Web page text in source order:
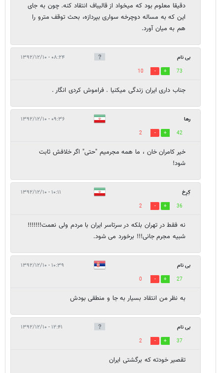
دقیقا معلوم بود که میخواد از قالیباف انتقاد کنه. چون به جای
این که به مساله دوچرخه سواری بپردازه، بحث توقف مترو را
هم به میان آورد.
بی نام ۰۸:۲۴ - ۱۳۹۲/۱۲/۱۰
73
10
جناب داری ایران زندگی میکنیا . فراموش کردی انگار .
رها ۰۹:۳۶ - ۱۳۹۲/۱۲/۱۰
42
2
خیر کامران خان ، ما همه مجرمیم "حتی" اگر خلافش ثابت
شود!
کِرِخ ۱۰:۱۱ - ۱۳۹۲/۱۲/۱۰
36
2
نه فقط در تهران بلکه در سرتاسر ایران با مردم ولی نعمت!!!!!!!
شبیه مجرم جانی!!! برخورد می شود.
بی نام ۱۰:۳۹ - ۱۳۹۲/۱۲/۱۰
27
0
به نظر من انتقاد بسیار به جا و منطقی بودش
بی نام ۱۲:۴۱ - ۱۳۹۲/۱۲/۱۰
37
2
تقصیر خودته که برگشتی ایران